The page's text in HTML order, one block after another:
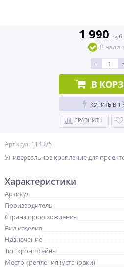
Артикул: 114375
Универсальное крепление для
1 990
В
-
В
КУПИТЬ В 1
СРАВНИТЬ
Характеристики
Артикул
Производитель
Страна происхождения
Вид изделия
Назначение
Тип кронштейна
Место крепления (установки)